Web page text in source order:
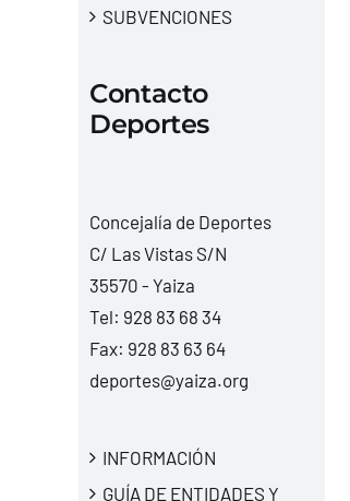
SUBVENCIONES
Contacto
Deportes
Concejalía de Deportes
C/ Las Vistas S/N
35570 - Yaiza
Tel: 928 83 68 34
Fax: 928 83 63 64
deportes@yaiza.org
INFORMACIÓN
GUÍA DE ENTIDADES Y